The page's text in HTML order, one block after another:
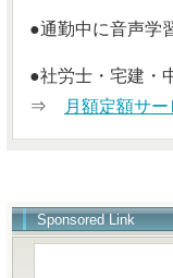
●通勤中に音声
●社労士・宅建・
⇒
月額定額サー
Sponsored Link